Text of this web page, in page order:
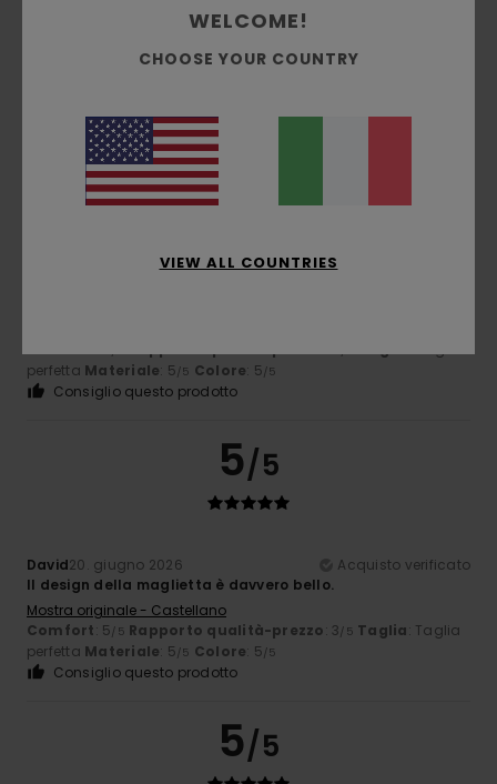
Mostra originale - Castellano
5
perfetta Materiale: 5/5 Colore: 5/5
Consiglio questo prodotto
5/5
David20. giugno 2026
Acquisto verificato
Il design della maglietta è davvero bello.
Mostra originale - Castellano
Comfort: 5/5 Rapporto qualità-prezzo: 3/5 Taglia: Taglia
perfetta Materiale: 5/5 Colore: 5/5
Consiglio questo prodotto
5/5
WELCOME!
CHOOSE YOUR COUNTRY
VIEW ALL COUNTRIES